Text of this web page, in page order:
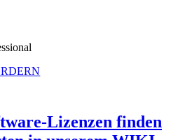
Lizenzen finden